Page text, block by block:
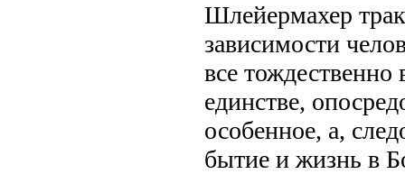
Шлейермахер
зависимости
все
единстве,
особенное, а,
бытие и жизнь в